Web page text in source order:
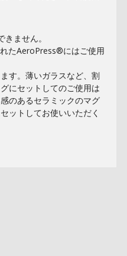
ません。
たAeroPress®にはご使用
す。薄いガラスなど、割
にセットしてのご使用は
のあるセラミックのマグ
ットしてお使いいただく